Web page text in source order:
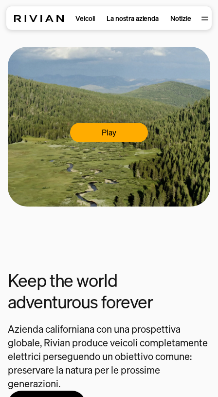
Veicoli La nostra azienda Notizie
Play
Keep the world
adventurous forever
Azienda californiana con una prospettiva
globale, Rivian produce veicoli completamente
elettrici perseguendo un obiettivo comune:
preservare la natura per le prossime
generazioni.